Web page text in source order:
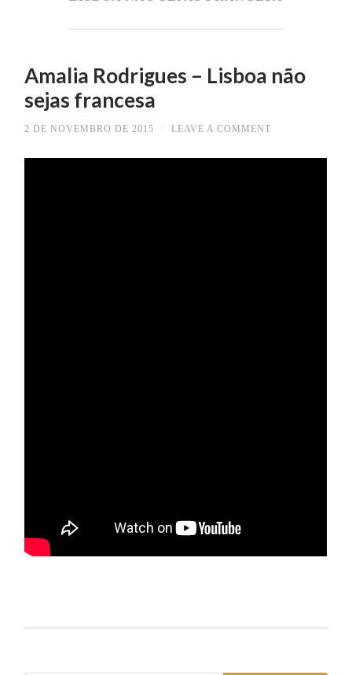
Amalia Rodrigues – Lisboa não
sejas francesa
2 DE NOVEMBRO DE 2015 LEAVE A COMMENT